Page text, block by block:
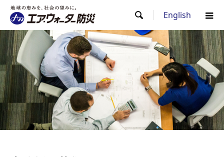
 English